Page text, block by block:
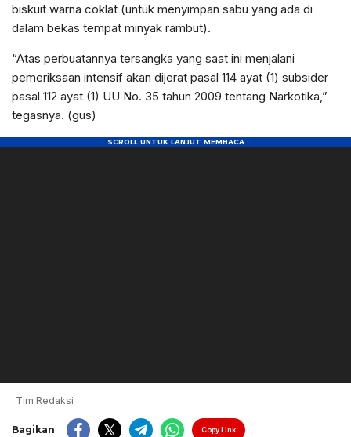
biskuit warna coklat (untuk menyimpan sabu yang ada di
dalam bekas tempat minyak rambut).
“Atas perbuatannya tersangka yang saat ini menjalani
pemeriksaan intensif akan dijerat pasal 114 ayat (1) subsider
pasal 112 ayat (1) UU No. 35 tahun 2009 tentang Narkotika,”
tegasnya. (gus)
Tim Redaksi
Bagikan Copy Link